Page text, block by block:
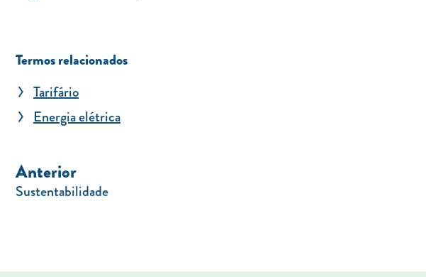
Termos relacionados
Tarifário
Energia elétrica
Anterior
Sustentabilidade